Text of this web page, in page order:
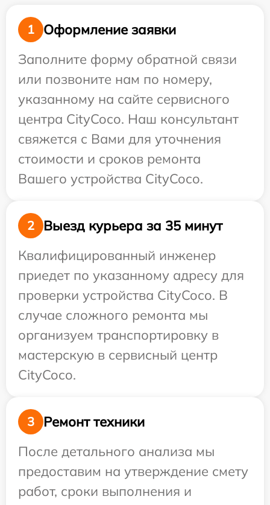
1
Оформление заявки
Заполните форму обратной связи
или позвоните нам по номеру,
указанному на сайте сервисного
центра CityCoco. Наш консультант
свяжется с Вами для уточнения
стоимости и сроков ремонта
Вашего устройства CityCoco.
2
Выезд курьера за 35 минут
Квалифицированный инженер
приедет по указанному адресу для
проверки устройства CityCoco. В
случае сложного ремонта мы
организуем транспортировку в
мастерскую в сервисный центр
CityCoco.
3
Ремонт техники
После детального анализа мы
предоставим на утверждение смету
работ, сроки выполнения и